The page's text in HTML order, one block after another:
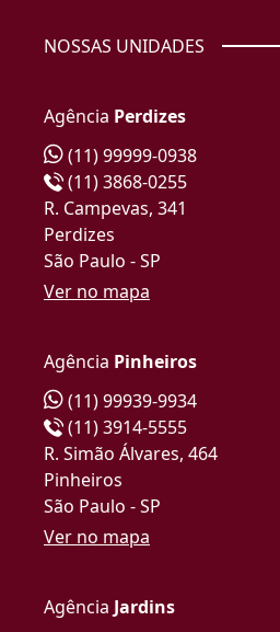
NOSSAS UNIDADES
Agência Perdizes
(11) 99999-0938
(11) 3868-0255
R. Campevas, 341
Perdizes
São Paulo - SP
Ver no mapa
Agência Pinheiros
(11) 99939-9934
(11) 3914-5555
R. Simão Álvares, 464
Pinheiros
São Paulo - SP
Ver no mapa
Agência Jardins